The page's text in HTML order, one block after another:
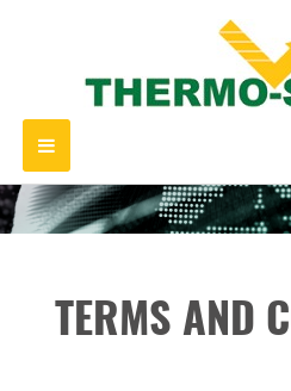
Toggle
navigation
TERMS AND